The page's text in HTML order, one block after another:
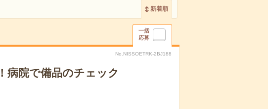
新着順
一括
応募
No.NISSOETRK-2BJ188
病院で備品のチェック